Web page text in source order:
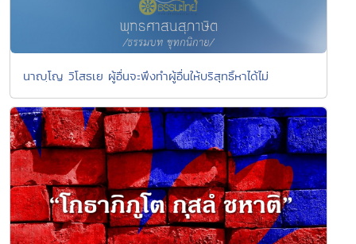
นาญฺโญ วิโสธเย ผู้อื่นจะพึงทำผู้อื่นให้บริสุทธิ์หาได้ไม่